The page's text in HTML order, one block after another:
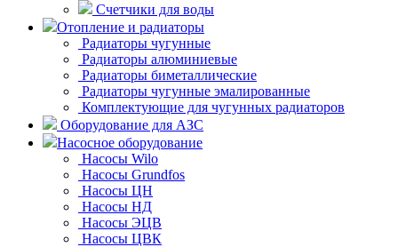
Счетчики для воды
Отопление и радиаторы
Радиаторы чугунные
Радиаторы алюминиевые
Радиаторы биметаллические
Радиаторы чугунные эмалированные
Комплектующие для чугунных радиаторов
Оборудование для АЗС
Насосное оборудование
Насосы Wilo
Насосы Grundfos
Насосы ЦН
Насосы НД
Насосы ЭЦВ
Насосы ЦВК